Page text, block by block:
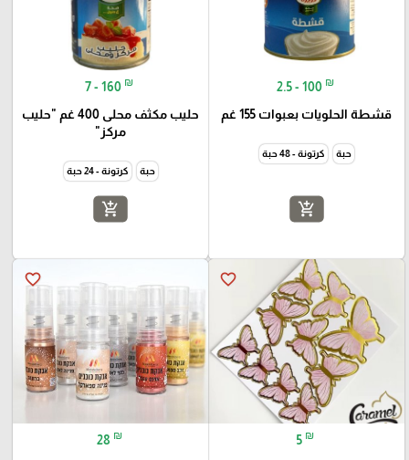
2.5 - 100 ₪
قشطة الحلويات بعبوات 155 غم
حبة كرتونة - 48 حبة
add_shopping_cart
7 - 160 ₪
حليب مكثف محلى 400 غم "حليب
مركز"
حبة كرتونة - 24 حبة
add_shopping_cart
favorite_border
5 ₪
favorite_border
28 ₪